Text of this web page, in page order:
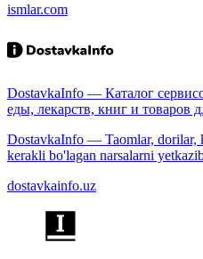
ismlar.com
DostavkaInfo — Каталог
еды, лекарств, книг и товаров
DostavkaInfo — Taomlar, dorilar,
kerakli bo'lagan narsalarni
dostavkainfo.uz